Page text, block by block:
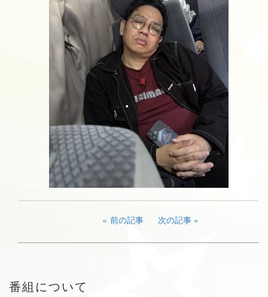
前の記事 次の記事
番組について